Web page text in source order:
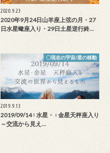
2020.9.23
2020年9月24日山羊座上弦の月・27
日水星蠍座入り・29日土星逆行終…
〇現在の宇宙/星の移動
2019.9.13
2019/09/14☿水星・♀金星天秤座入り
～交流から見え…